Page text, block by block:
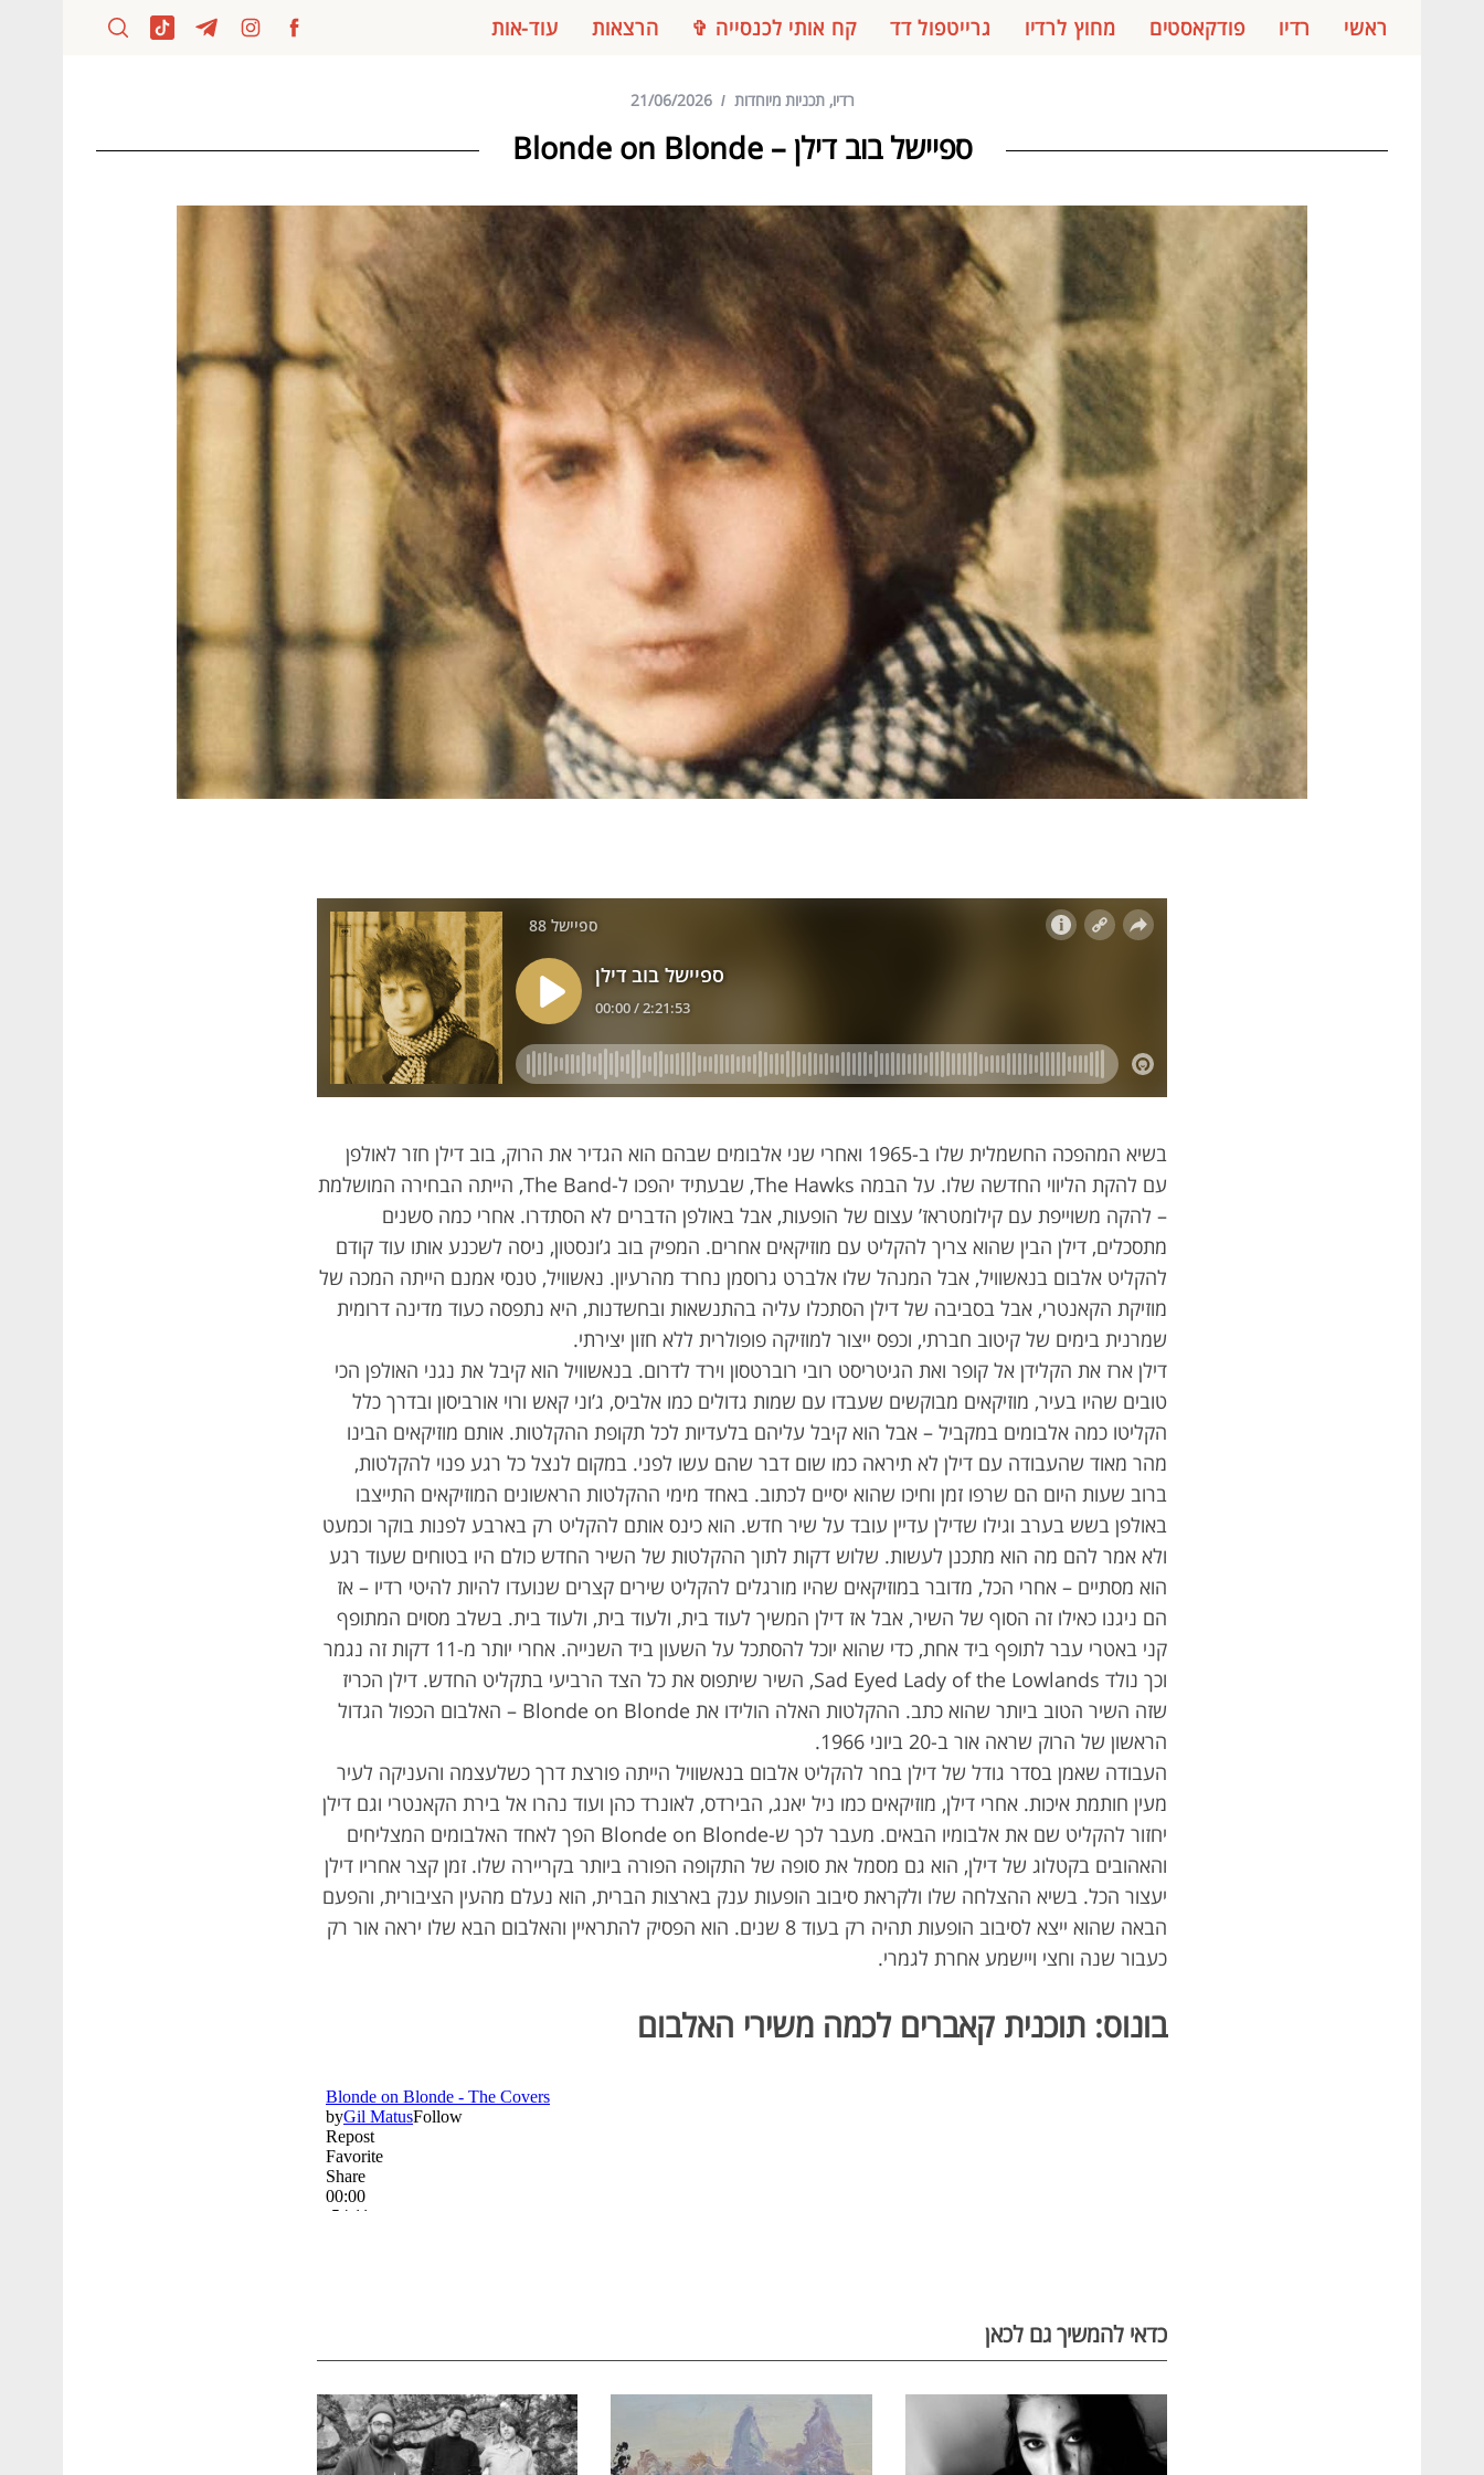
ראשי רדיו פודקאסטים מחוץ לרדיו גרייטפול דד קח אותי לכנסייה ✞ הרצאות עוד-אות
רדיו,תכניות מיוחדות 21/06/2026
ספיישל בוב דילן – Blonde on Blonde
בשיא המהפכה החשמלית שלו ב-1965 ואחרי שני אלבומים שבהם הוא הגדיר את הרוק, בוב דילן חזר לאולפן
עם להקת הליווי החדשה שלו. על הבמה The Hawks, שבעתיד יהפכו ל-The Band, הייתה הבחירה המושלמת
– להקה משוייפת עם קילומטראז’ עצום של הופעות, אבל באולפן הדברים לא הסתדרו. אחרי כמה סשנים
מתסכלים, דילן הבין שהוא צריך להקליט עם מוזיקאים אחרים. המפיק בוב ג’ונסטון, ניסה לשכנע אותו עוד קודם
להקליט אלבום בנאשוויל, אבל המנהל שלו אלברט גרוסמן נחרד מהרעיון. נאשוויל, טנסי אמנם הייתה המכה של
מוזיקת הקאנטרי, אבל בסביבה של דילן הסתכלו עליה בהתנשאות ובחשדנות, היא נתפסה כעוד מדינה דרומית
שמרנית בימים של קיטוב חברתי, וכפס ייצור למוזיקה פופולרית ללא חזון יצירתי.
דילן ארז את הקלידן אל קופר ואת הגיטריסט רובי רוברטסון וירד לדרום. בנאשוויל הוא קיבל את נגני האולפן הכי
טובים שהיו בעיר, מוזיקאים מבוקשים שעבדו עם שמות גדולים כמו אלביס, ג’וני קאש ורוי אורביסון ובדרך כלל
הקליטו כמה אלבומים במקביל – אבל הוא קיבל עליהם בלעדיות לכל תקופת ההקלטות. אותם מוזיקאים הבינו
מהר מאוד שהעבודה עם דילן לא תיראה כמו שום דבר שהם עשו לפני. במקום לנצל כל רגע פנוי להקלטות,
ברוב שעות היום הם שרפו זמן וחיכו שהוא יסיים לכתוב. באחד מימי ההקלטות הראשונים המוזיקאים התייצבו
באולפן בשש בערב וגילו שדילן עדיין עובד על שיר חדש. הוא כינס אותם להקליט רק בארבע לפנות בוקר וכמעט
ולא אמר להם מה הוא מתכנן לעשות. שלוש דקות לתוך ההקלטות של השיר החדש כולם היו בטוחים שעוד רגע
הוא מסתיים – אחרי הכל, מדובר במוזיקאים שהיו מורגלים להקליט שירים קצרים שנועדו להיות להיטי רדיו – אז
הם ניגנו כאילו זה הסוף של השיר, אבל אז דילן המשיך לעוד בית, ולעוד בית, ולעוד בית. בשלב מסוים המתופף
קני באטרי עבר לתופף ביד אחת, כדי שהוא יוכל להסתכל על השעון ביד השנייה. אחרי יותר מ-11 דקות זה נגמר
וכך נולד Sad Eyed Lady of the Lowlands, השיר שיתפוס את כל הצד הרביעי בתקליט החדש. דילן הכריז
שזה השיר הטוב ביותר שהוא כתב. ההקלטות האלה הולידו את Blonde on Blonde – האלבום הכפול הגדול
הראשון של הרוק שראה אור ב-20 ביוני 1966.
העבודה שאמן בסדר גודל של דילן בחר להקליט אלבום בנאשוויל הייתה פורצת דרך כשלעצמה והעניקה לעיר
מעין חותמת איכות. אחרי דילן, מוזיקאים כמו ניל יאנג, הבירדס, לאונרד כהן ועוד נהרו אל בירת הקאנטרי וגם דילן
יחזור להקליט שם את אלבומיו הבאים. מעבר לכך ש-Blonde on Blonde הפך לאחד האלבומים המצליחים
והאהובים בקטלוג של דילן, הוא גם מסמל את סופה של התקופה הפורה ביותר בקריירה שלו. זמן קצר אחריו דילן
יעצור הכל. בשיא ההצלחה שלו ולקראת סיבוב הופעות ענק בארצות הברית, הוא נעלם מהעין הציבורית, והפעם
הבאה שהוא ייצא לסיבוב הופעות תהיה רק בעוד 8 שנים. הוא הפסיק להתראיין והאלבום הבא שלו יראה אור רק
כעבור שנה וחצי ויישמע אחרת לגמרי.
בונוס: תוכנית קאברים לכמה משירי האלבום
כדאי להמשיך גם לכאן